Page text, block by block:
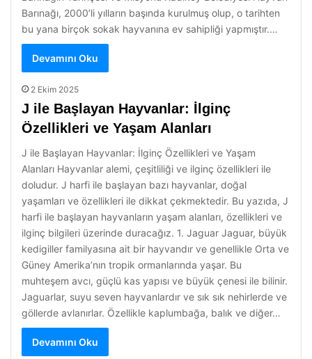
Barınağı, 2000’li yılların başında kurulmuş olup, o tarihten
bu yana birçok sokak hayvanına ev sahipliği yapmıştır.…
Devamını Oku
2 Ekim 2025
J ile Başlayan Hayvanlar: İlginç
Özellikleri ve Yaşam Alanları
J ile Başlayan Hayvanlar: İlginç Özellikleri ve Yaşam
Alanları Hayvanlar alemi, çeşitliliği ve ilginç özellikleri ile
doludur. J harfi ile başlayan bazı hayvanlar, doğal
yaşamları ve özellikleri ile dikkat çekmektedir. Bu yazıda, J
harfi ile başlayan hayvanların yaşam alanları, özellikleri ve
ilginç bilgileri üzerinde duracağız. 1. Jaguar Jaguar, büyük
kedigiller familyasına ait bir hayvandır ve genellikle Orta ve
Güney Amerika’nın tropik ormanlarında yaşar. Bu
muhteşem avcı, güçlü kas yapısı ve büyük çenesi ile bilinir.
Jaguarlar, suyu seven hayvanlardır ve sık sık nehirlerde ve
göllerde avlanırlar. Özellikle kaplumbağa, balık ve diğer…
Devamını Oku